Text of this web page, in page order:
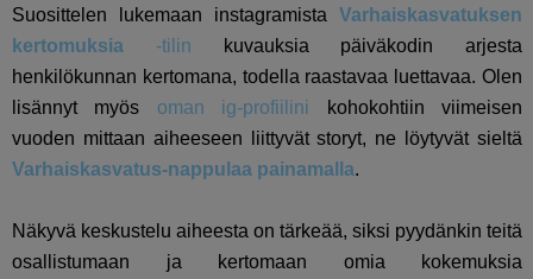
Suosittelen lukemaan instagramistaVarhaiskasvatuksen
kertomuksia -tilin kuvauksia päiväkodin arjesta
henkilökunnan kertomana, todella raastavaa luettavaa. Olen
lisännyt myös oman ig-profiilini kohokohtiin viimeisen
vuoden mittaan aiheeseen liittyvät storyt, ne löytyvät sieltä
Varhaiskasvatus-nappulaa painamalla.
Näkyvä keskustelu aiheesta on tärkeää, siksi pyydänkin teitä
osallistumaan ja kertomaan omia kokemuksia